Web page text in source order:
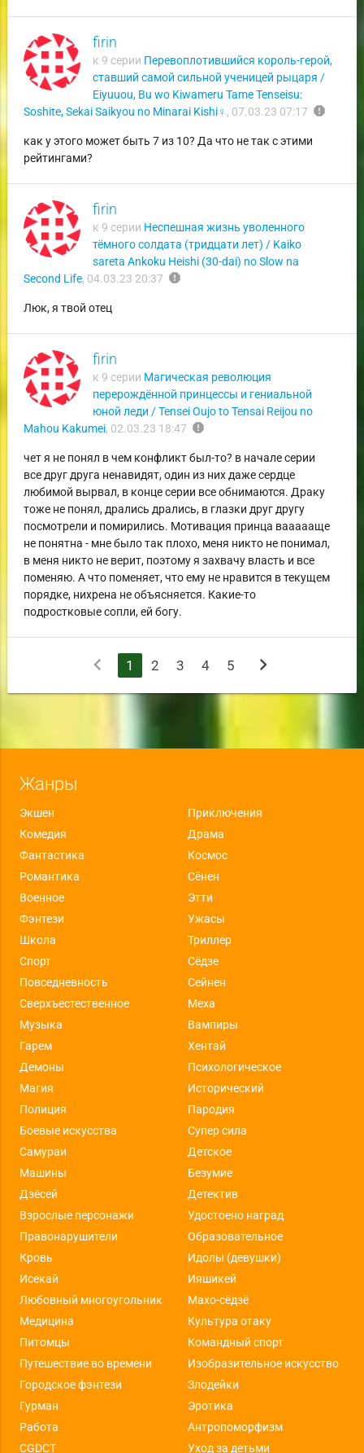
firin
к 9 серии Перевоплотившийся король-герой,
ставший самой сильной ученицей рыцаря /
Eiyuuou, Bu wo Kiwameru Tame Tenseisu:
Soshite, Sekai Saikyou no Minarai Kishi♀ , 07.03.23 07:17 report
как у этого может быть 7 из 10? Да что не так с этими
рейтингами?
firin
к 9 серии Неспешная жизнь уволенного
тёмного солдата (тридцати лет) / Kaiko
sareta Ankoku Heishi (30-dai) no Slow na
Second Life, 04.03.23 20:37 report
Люк, я твой отец
firin
к 9 серии Магическая революция
перерождённой принцессы и гениальной
юной леди / Tensei Oujo to Tensai Reijou no
Mahou Kakumei, 02.03.23 18:47 report
чет я не понял в чем конфликт был-то? в начале серии
все друг друга ненавидят, один из них даже сердце
любимой вырвал, в конце серии все обнимаются. Драку
тоже не понял, дрались дрались, в глазки друг другу
посмотрели и помирились. Мотивация принца ваааааще
не понятна - мне было так плохо, меня никто не понимал,
в меня никто не верит, поэтому я захвачу власть и все
поменяю. А что поменяет, что ему не нравится в текущем
порядке, нихрена не объясняется. Какие-то
подростковые сопли, ей богу.
chevron_left 1 2 3 4 5 chevron_right
Жанры
Экшен
Приключения
Комедия
Драма
Фантастика
Космос
Романтика
Сёнен
Военное
Этти
Фэнтези
Ужасы
Школа
Триллер
Спорт
Сёдзе
Повседневность
Сейнен
Сверхъестественное
Меха
Музыка
Вампиры
Гарем
Хентай
Демоны
Психологическое
Магия
Исторический
Полиция
Пародия
Боевые искусства
Супер сила
Самураи
Детское
Машины
Безумие
Дзёсей
Детектив
Взрослые персонажи
Удостоено наград
Правонарушители
Образовательное
Кровь
Идолы (девушки)
Исекай
Ияшикей
Любовный многоугольник
Махо-сёдзё
Медицина
Культура отаку
Питомцы
Командный спорт
Путешествие во времени
Изобразительное искусство
Городское фэнтези
Злодейки
Гурман
Эротика
Работа
Антропоморфизм
CGDCT
Уход за детьми